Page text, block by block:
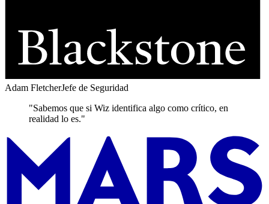
Adam FletcherJefe de Seguridad
"Sabemos que si Wiz identifica algo como crítico, en
realidad lo es."